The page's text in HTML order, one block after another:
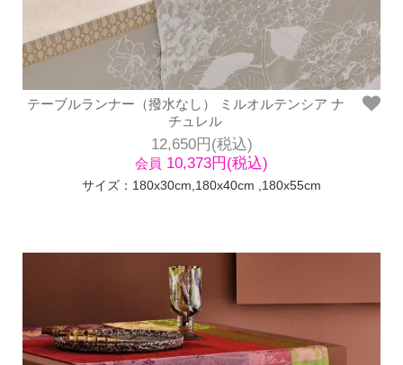
テーブルランナー（撥水なし） ミルオルテンシア ナ
チュレル
12,650円(税込)
会員 10,373円(税込)
サイズ：180x30cm,180x40cm ,180x55cm